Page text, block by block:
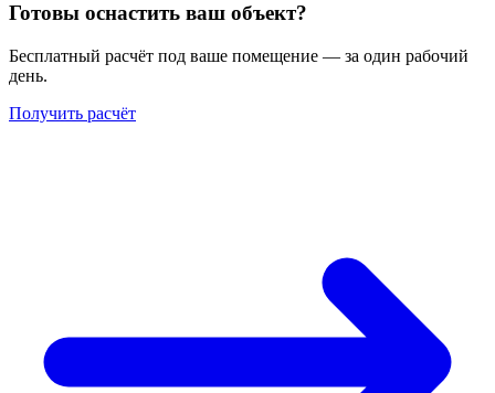
Готовы оснастить ваш объект?
Бесплатный расчёт под ваше помещение — за один рабочий
день.
Получить расчёт